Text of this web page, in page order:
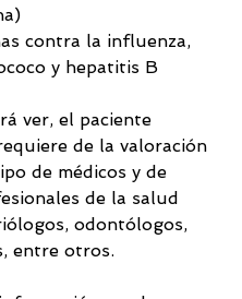
contra la influenza,
y hepatitis B
ver, el paciente
de la valoración
de médicos y de
de la salud
odontólogos,
entre otros.